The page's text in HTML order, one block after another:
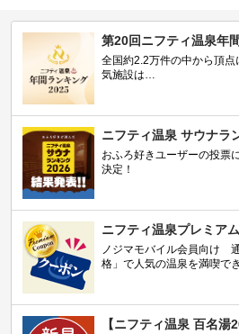
第20回ニフティ温泉年
全国約2.2万件の中から頂
気施設は…
ニフティ温泉 サウナラ
おふろ好きユーザーの投票
決定！
ニフティ温泉プレミア
ノジマモバイル会員向け
格」で人気の温泉を満喫で
【ニフティ温泉 百名湯